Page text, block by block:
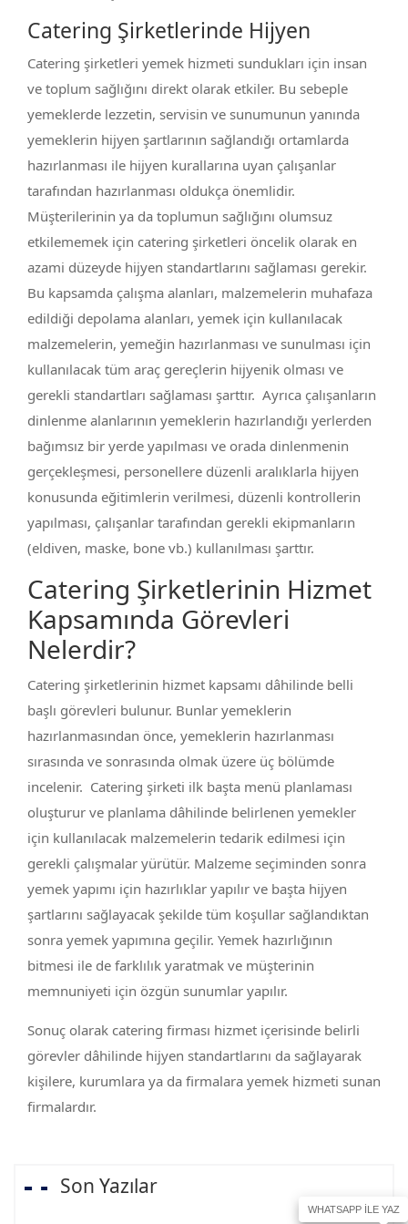
Catering Şirketlerinde Hijyen
Catering şirketleri yemek hizmeti sundukları için insan
ve toplum sağlığını direkt olarak etkiler. Bu sebeple
yemeklerde lezzetin, servisin ve sunumunun yanında
yemeklerin hijyen şartlarının sağlandığı ortamlarda
hazırlanması ile hijyen kurallarına uyan çalışanlar
tarafından hazırlanması oldukça önemlidir.
Müşterilerinin ya da toplumun sağlığını olumsuz
etkilememek için catering şirketleri öncelik olarak en
azami düzeyde hijyen standartlarını sağlaması gerekir.
Bu kapsamda çalışma alanları, malzemelerin muhafaza
edildiği depolama alanları, yemek için kullanılacak
malzemelerin, yemeğin hazırlanması ve sunulması için
kullanılacak tüm araç gereçlerin hijyenik olması ve
gerekli standartları sağlaması şarttır. Ayrıca çalışanların
dinlenme alanlarının yemeklerin hazırlandığı yerlerden
bağımsız bir yerde yapılması ve orada dinlenmenin
gerçekleşmesi, personellere düzenli aralıklarla hijyen
konusunda eğitimlerin verilmesi, düzenli kontrollerin
yapılması, çalışanlar tarafından gerekli ekipmanların
(eldiven, maske, bone vb.) kullanılması şarttır.
Catering Şirketlerinin Hizmet
Kapsamında Görevleri
Nelerdir?
Catering şirketlerinin hizmet kapsamı dâhilinde belli
başlı görevleri bulunur. Bunlar yemeklerin
hazırlanmasından önce, yemeklerin hazırlanması
sırasında ve sonrasında olmak üzere üç bölümde
incelenir. Catering şirketi ilk başta menü planlaması
oluşturur ve planlama dâhilinde belirlenen yemekler
için kullanılacak malzemelerin tedarik edilmesi için
gerekli çalışmalar yürütür. Malzeme seçiminden sonra
yemek yapımı için hazırlıklar yapılır ve başta hijyen
şartlarını sağlayacak şekilde tüm koşullar sağlandıktan
sonra yemek yapımına geçilir. Yemek hazırlığının
bitmesi ile de farklılık yaratmak ve müşterinin
memnuniyeti için özgün sunumlar yapılır.
Sonuç olarak catering firması hizmet içerisinde belirli
görevler dâhilinde hijyen standartlarını da sağlayarak
kişilere, kurumlara ya da firmalara yemek hizmeti sunan
firmalardır.
Son Yazılar